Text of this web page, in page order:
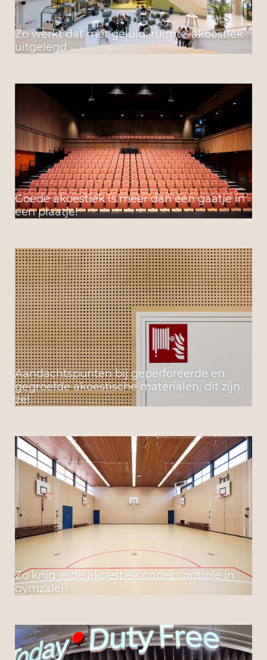
Zo werkt dat met geluid: ruimte-akoestiek
uitgelegd
Goede akoestiek is meer dan een gaatje in
een plaatje!
Aandachtspunten bij geperforeerde en
gegroefde akoestische materialen, dit zijn
ze!
Zo krijg je de akoestiek onder controle in
gymzalen